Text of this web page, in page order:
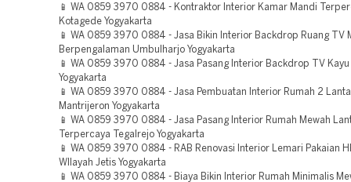
📱 WA 0859 3970 0884 - Kontraktor Interior Kamar Mandi
Kotagede Yogyakarta
📱 WA 0859 3970 0884 - Jasa Bikin Interior Backdrop Ruang TV
Berpengalaman Umbulharjo Yogyakarta
📱 WA 0859 3970 0884 - Jasa Pasang Interior Backdrop TV Kayu
Yogyakarta
📱 WA 0859 3970 0884 - Jasa Pembuatan Interior Rumah 2
Mantrijeron Yogyakarta
📱 WA 0859 3970 0884 - Jasa Pasang Interior Rumah Mewah
Terpercaya Tegalrejo Yogyakarta
📱 WA 0859 3970 0884 - RAB Renovasi Interior Lemari Pakaian
WIlayah Jetis Yogyakarta
📱 WA 0859 3970 0884 - Biaya Bikin Interior Rumah Minimalis